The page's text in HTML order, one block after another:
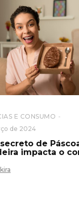
E CONSUMO
de 2024
de
impacta o